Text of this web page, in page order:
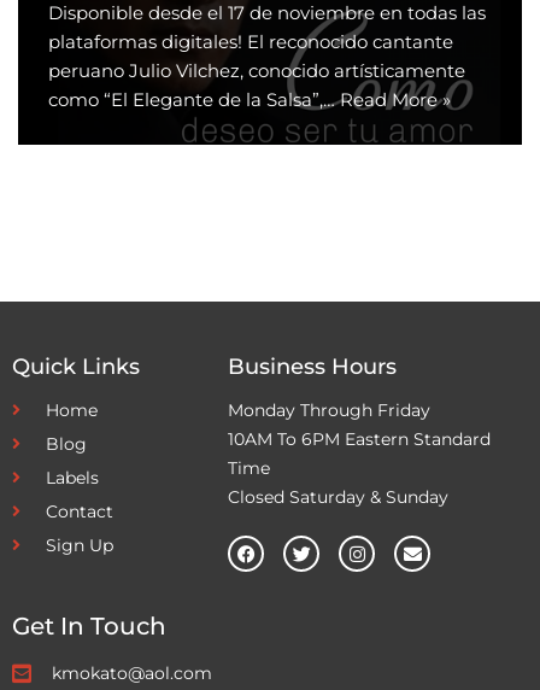
Disponible desde el 17 de noviembre en todas las
plataformas digitales! El reconocido cantante
peruano Julio Vilchez, conocido artísticamente
como “El Elegante de la Salsa”,…Read More »
Quick Links
Home
Blog
Labels
Contact
Sign Up
Business Hours
Monday Through Friday
10AM To 6PM Eastern Standard
Time
Closed Saturday & Sunday
Get In Touch
kmokato@aol.com